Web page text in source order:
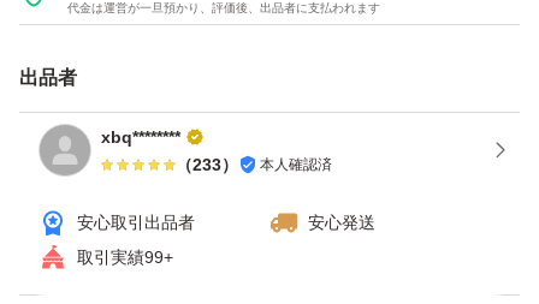
代金は運営が一旦預かり、評価後、出品者に支払われます
出品者
xbq********
（233） 本人確認済
安心取引出品者
安心発送
取引実績99+